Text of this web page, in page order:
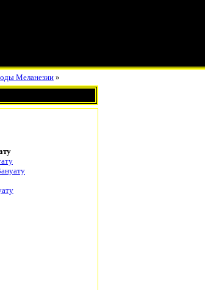
Меланезии »